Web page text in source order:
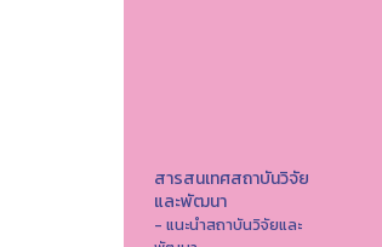
สารสนเทศสถาบันวิจัย
และพัฒนา
- แนะนำสถาบันวิจัยและ